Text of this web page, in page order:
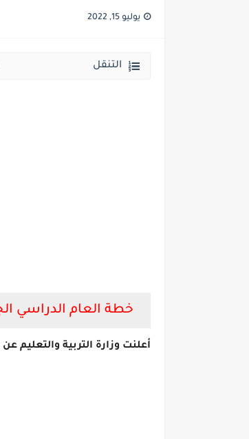
يوليو 15, 2022
التنقل
خطة العام الدراسي الجديد ٢٠٢٢
أعلنت وزارة التربية والتعليم عن